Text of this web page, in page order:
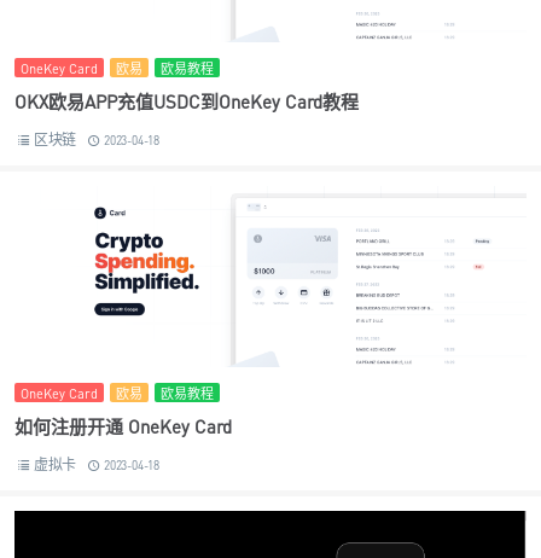
OneKey Card 欧易 欧易教程
OKX欧易APP充值USDC到OneKey Card教程
区块链 2023-04-18
OneKey Card 欧易 欧易教程
如何注册开通 OneKey Card
虚拟卡 2023-04-18